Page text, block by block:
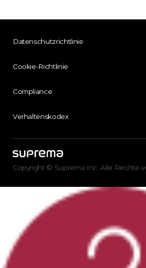
Datenschutzrichtlinie
Cookie-Richtlinie
Compliance
Verhaltenskodex
Copyright © Suprema Inc. Alle Rechte